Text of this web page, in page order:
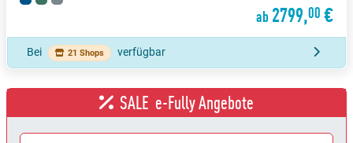
ab 2799,00 €
Bei 21 Shops verfügbar
SALE e-Fully Angebote